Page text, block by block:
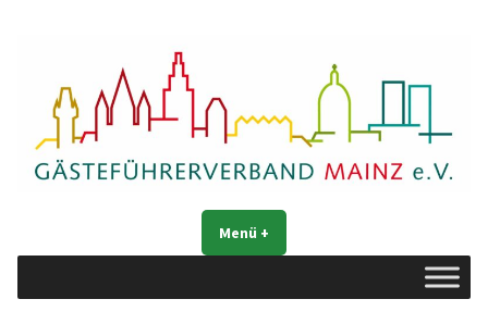
Gästeführerverband Mainz e. V.
Menü +